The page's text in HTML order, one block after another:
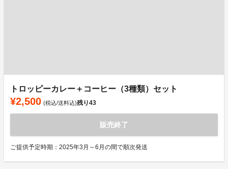
トロッピーカレー＋コーヒー（3種類）セット
¥2,500 (税込/送料込)残り43
販売終了
ご提供予定時期：2025年3月～6月の間で順次発送